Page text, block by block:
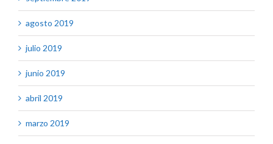
agosto 2019
julio 2019
junio 2019
abril 2019
marzo 2019